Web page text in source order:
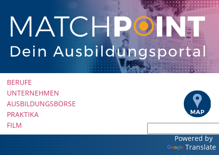
überspringen
BERUFE
UNTERNEHMEN
AUSBILDUNGSBÖRSE
PRAKTIKA
FILM
Powered by
Translate